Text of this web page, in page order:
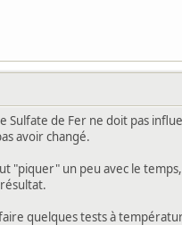
Sulfate de Fer ne doit pas
avoir changé.
"piquer" un peu avec le
quelques tests à